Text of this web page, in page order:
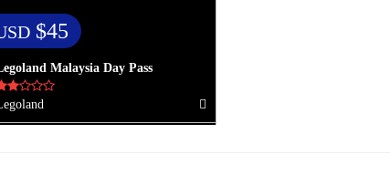
$45
Malaysia Day Pass